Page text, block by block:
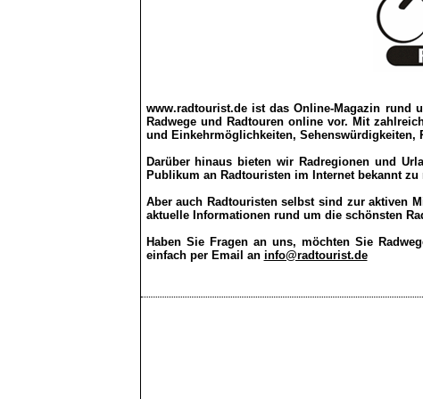
www.radtourist.de ist das Online-Magazin rund
Radwege und Radtouren online vor. Mit
und Einkehrmöglichkeiten, Sehenswürdigkeiten,
Darüber hinaus bieten wir Radregionen und
Publikum an Radtouristen im Internet bekannt
Aber auch Radtouristen selbst sind zur aktiven
aktuelle Informationen rund um die schönsten
Haben Sie Fragen an uns, möchten Sie
einfach per Email an info@radtourist.de